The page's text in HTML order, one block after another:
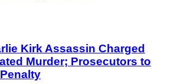
Kirk Assassin Charged
Murder; Prosecutors to